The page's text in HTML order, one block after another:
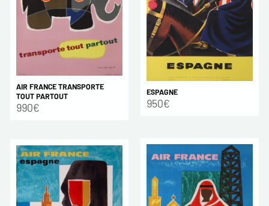
AIR FRANCE TRANSPORTE
TOUT PARTOUT
990€
ESPAGNE
950€